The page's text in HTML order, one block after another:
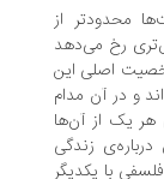
از
می‌دهد
این
آن مدام
آن‌ها
زندگی
یکدیگر